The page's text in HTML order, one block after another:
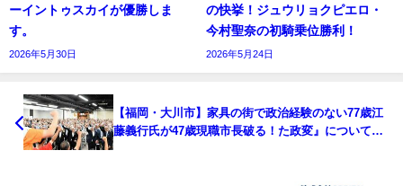
ーイントゥスカイが優勝しま
す。
2026年5月30日
の快挙！ジュウリョクピエロ・
今村聖奈の初騎乗位勝利！
2026年5月24日
【福岡・大川市】家具の街で政治経験のない77歳江
藤義行氏が47歳現職市長破る！た政変』についてま